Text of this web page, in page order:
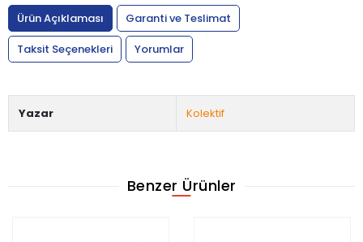
Ürün Açıklaması
Garanti ve Teslimat
Taksit Seçenekleri
Yorumlar
Yazar Kolektif
Benzer Ürünler